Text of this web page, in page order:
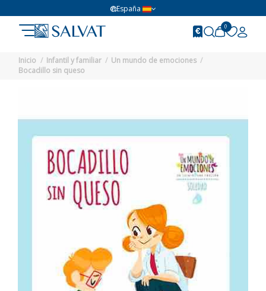
España
0
Inicio Infantil y familiar
Un mundo de emociones
Bocadillo sin queso